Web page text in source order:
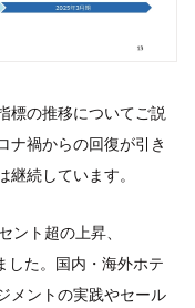
標の推移についてご説
ナ禍からの回復が引き
続しています。
ント超の上昇、
した。国内・海外ホテ
メントの実践やセール